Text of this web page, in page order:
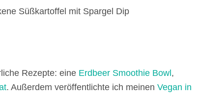
Rezepte: eine Erdbeer Smoothie Bowl ,
. Außerdem veröffentlichte ich meinen Vegan in